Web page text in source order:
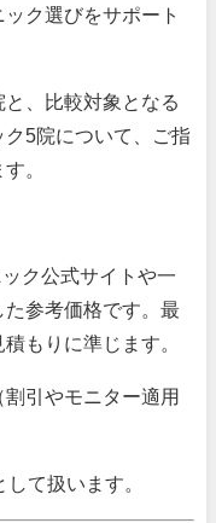
ク選びをサポート
、比較対象となる
5院について、ご指
。
ク公式サイトや一
参考価格です。最
もりに準じます。
引やモニター適用
て扱います。